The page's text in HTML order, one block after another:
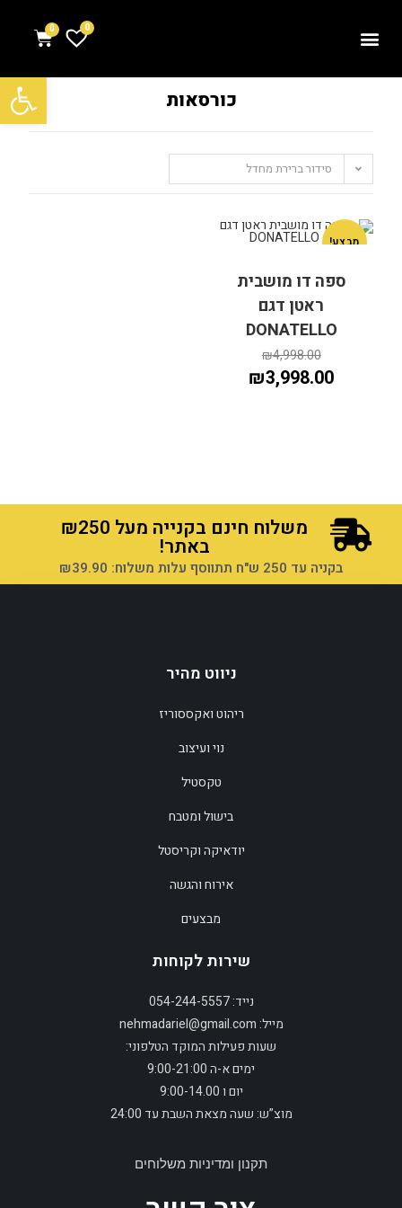
פתח סרגל נגישות
0
כורסאות
סידור ברירת מחדל
מבצע!
ספה דו מושבית
ראטן דגם
DONATELLO
₪4,998.00
₪3,998.00
משלוח חינם בקנייה מעל ₪250
באתר!
בקניה עד 250 ש"ח תתווסף עלות משלוח: ₪39.90
ניווט מהיר
ריהוט ואקססוריז
נוי ועיצוב
טקסטיל
בישול ומטבח
יודאיקה וקריסטל
אירוח והגשה
מבצעים
שירות לקוחות
נייד: 054-244-5557
מייל: nehmadariel@gmail.com
שעות פעילות המוקד הטלפוני:
ימים א-ה 9:00-21:00
יום ו 9:00-14.00
מוצ”ש: שעה מצאת השבת עד 24:00
תקנון ומדיניות משלוחים